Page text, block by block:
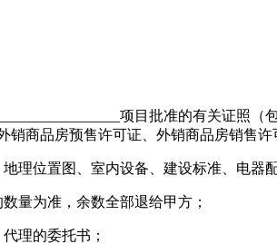
项目批准的有关证照（
销商品房预售许可证、外销商品房销售
位置图、室内设备、建设标准、电器
量为准，余数全部退给甲方；
理的委托书；